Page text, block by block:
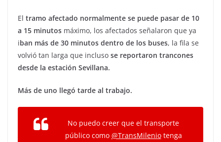
El tramo afectado normalmente se puede pasar de 10
a 15 minutos máximo, los afectados señalaron que ya
iban más de 30 minutos dentro de los buses, la fila se
volvió tan larga que incluso se reportaron trancones
desde la estación Sevillana.
Más de uno llegó tarde al trabajo.
No puedo creer que el transporte
público como @TransMileniotenga